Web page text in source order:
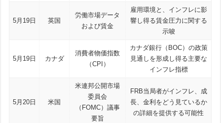
5月19日 英国
労働市場データ
および賃金
雇用環境と、インフレに影
響し得る賃金圧力に関する
示唆
5月19日 カナダ
消費者物価指数
（CPI）
カナダ銀行（BOC）の政策
見通しを形成し得る主要な
インフレ指標
5月20日 米国
米連邦公開市場
委員会
（FOMC）議事
要旨
FRB当局者がインフレ、成
長、金利をどう見ているか
の詳細を提供する可能性